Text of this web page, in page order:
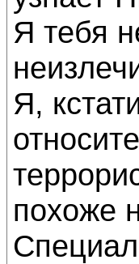
Я тебя
Я,
похоже